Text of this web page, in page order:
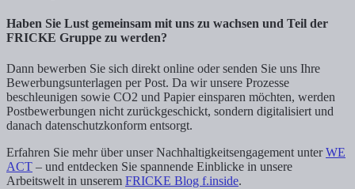
Haben Sie Lust gemeinsam mit uns zu wachsen und Teil der
FRICKE Gruppe zu werden?
Dann bewerben Sie sich direkt online oder senden Sie uns Ihre
Bewerbungsunterlagen per Post. Da wir unsere Prozesse
beschleunigen sowie CO2 und Papier einsparen möchten, werden
Postbewerbungen nicht zurückgeschickt, sondern digitalisiert und
danach datenschutzkonform entsorgt.
Erfahren Sie mehr über unser Nachhaltigkeitsengagement unterWE
ACT – und entdecken Sie spannende Einblicke in unsere
Arbeitswelt in unserem FRICKE Blog f.inside.